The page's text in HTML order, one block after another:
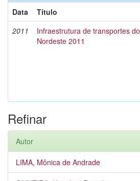
Data
Título
2011
Infraestrutura de transportes do
Nordeste 2011
Refinar
Autor
LIMA, Mônica de Andrade